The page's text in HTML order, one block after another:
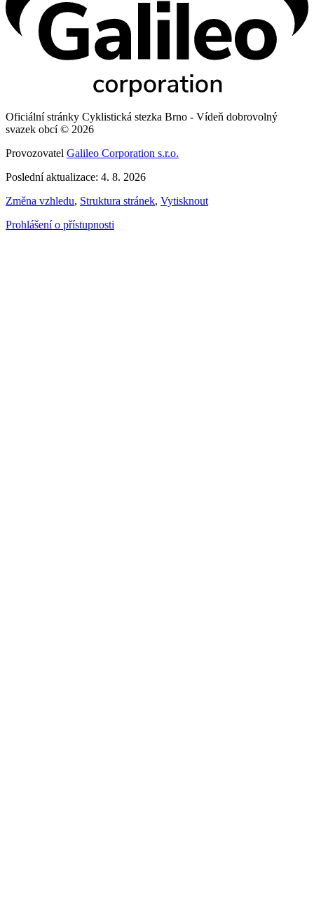
Oficiální stránky Cyklistická stezka Brno - Vídeň dobrovolný
svazek obcí © 2026
Provozovatel Galileo Corporation s.r.o.
Poslední aktualizace: 4. 8. 2026
Změna vzhledu, Struktura stránek, Vytisknout
Prohlášení o přístupnosti